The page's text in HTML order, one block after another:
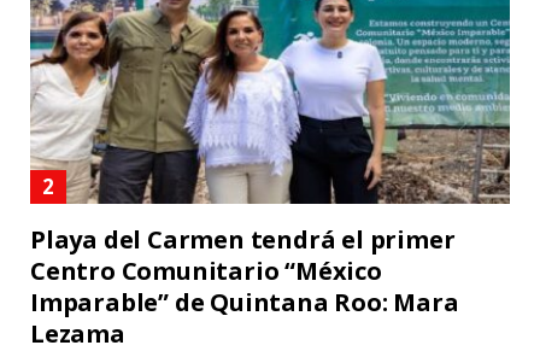
Playa del Carmen tendrá el primer
Centro Comunitario “México
Imparable” de Quintana Roo: Mara
Lezama